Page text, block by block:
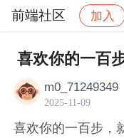
前端社区 加入
社区 前端社区
喜欢你的一百
m0_71249349
2025-11-09
喜欢你的一百步，